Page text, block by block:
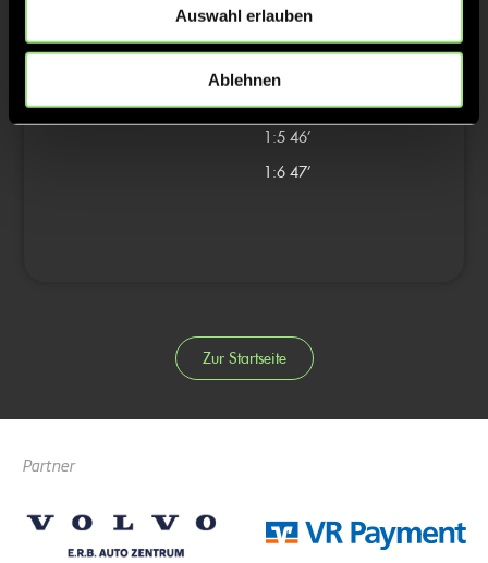
Auswahl erlauben
Ablehnen
1:4 18’
3/4
4/4
1:5 46’
1:6 47’
Zur Startseite
Partner